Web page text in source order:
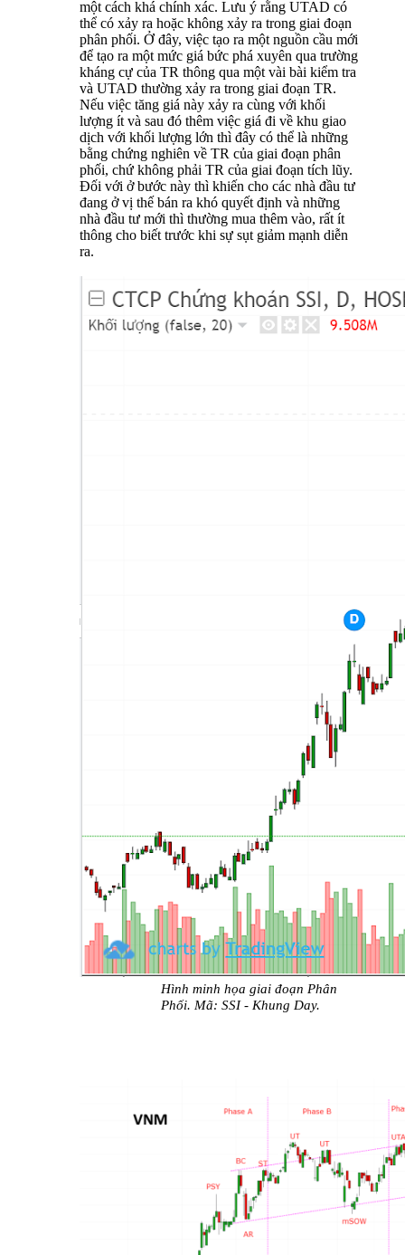
một cách khá chính xác. Lưu ý rằng UTAD có
thể có xảy ra hoặc không xảy ra trong giai đoạn
phân phối. Ở đây, việc tạo ra một nguồn cầu mới
để tạo ra một mức giá bức phá xuyên qua trường
kháng cự của TR thông qua một vài bài kiểm tra
và UTAD thường xảy ra trong giai đoạn TR.
Nếu việc tăng giá này xảy ra cùng với khối
lượng ít và sau đó thêm việc giá đi về khu giao
dịch với khối lượng lớn thì đây có thể là những
bằng chứng nghiên về TR của giai đoạn phân
phối, chứ không phải TR của giai đoạn tích lũy.
Đối với ở bước này thì khiến cho các nhà đầu tư
đang ở vị thế bán ra khó quyết định và những
nhà đầu tư mới thì thường mua thêm vào, rất ít
thông cho biết trước khi sự sụt giảm mạnh diễn
ra.
Hình minh họa giai đoạn Phân
Phối. Mã: SSI - Khung Day.